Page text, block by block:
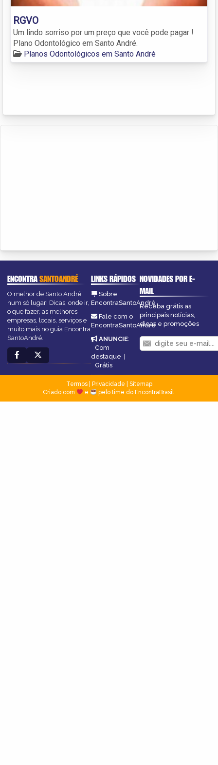
RGVO
Um lindo sorriso por um preço que você pode pagar !
Plano Odontológico em Santo André.
Planos Odontológicos em Santo André
ENCONTRASANTOANDRÉ
O melhor de Santo André
num só lugar! Dicas, onde ir,
o que fazer, as melhores
empresas, locais, serviços e
muito mais no guia Encontra
SantoAndré.
LINKS RÁPIDOS
Sobre
EncontraSantoAndré
Fale com o
EncontraSantoAndré
ANUNCIE:
Com
destaque |
Grátis
NOVIDADES POR E-
MAIL
Receba grátis as
principais notícias,
dicas e promoções
Termos| Privacidade
Sitemap
Criado com
e pelo time do EncontraBrasil